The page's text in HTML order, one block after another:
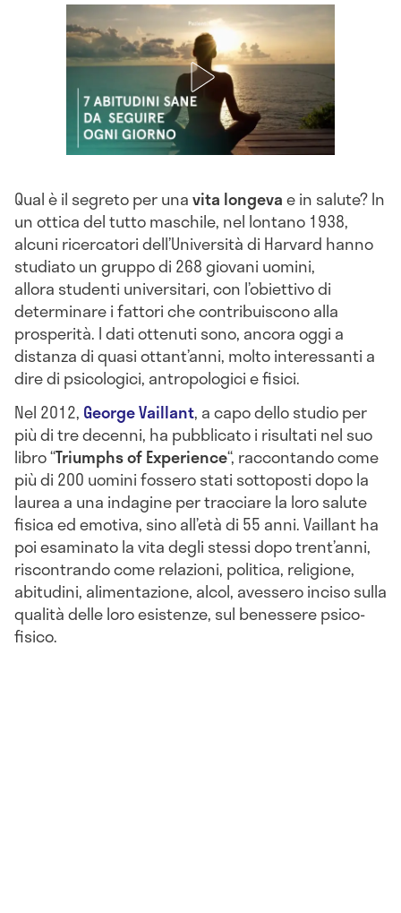
Qual è il segreto per unavita longevae in salute? In
un ottica del tutto maschile, nel lontano 1938,
alcuni ricercatori dell’Università di Harvard hanno
studiato un gruppo di 268 giovani uomini,
allora studenti universitari, con l’obiettivo di
determinare i fattori che contribuiscono alla
prosperità. I dati ottenuti sono, ancora oggi a
distanza di quasi ottant’anni, molto interessanti a
dire di psicologici, antropologici e fisici.
Nel 2012, George Vaillant, a capo dello studio per
più di tre decenni, ha pubblicato i risultati nel suo
libro “Triumphs of Experience“, raccontando come
più di 200 uomini fossero stati sottoposti dopo la
laurea a una indagine per tracciare la loro salute
fisica ed emotiva, sino all’età di 55 anni. Vaillant ha
poi esaminato la vita degli stessi dopo trent’anni,
riscontrando come relazioni, politica, religione,
abitudini, alimentazione, alcol, avessero inciso sulla
qualità delle loro esistenze, sul benessere psico-
fisico.